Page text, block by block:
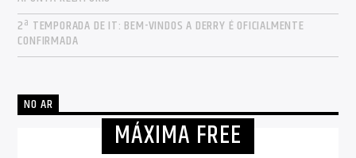
2ª TEMPORADA DE IT: BEM-VINDOS A DERRY É OFICIALMENTE
CONFIRMADA
NO AR
MÁXIMA FREE